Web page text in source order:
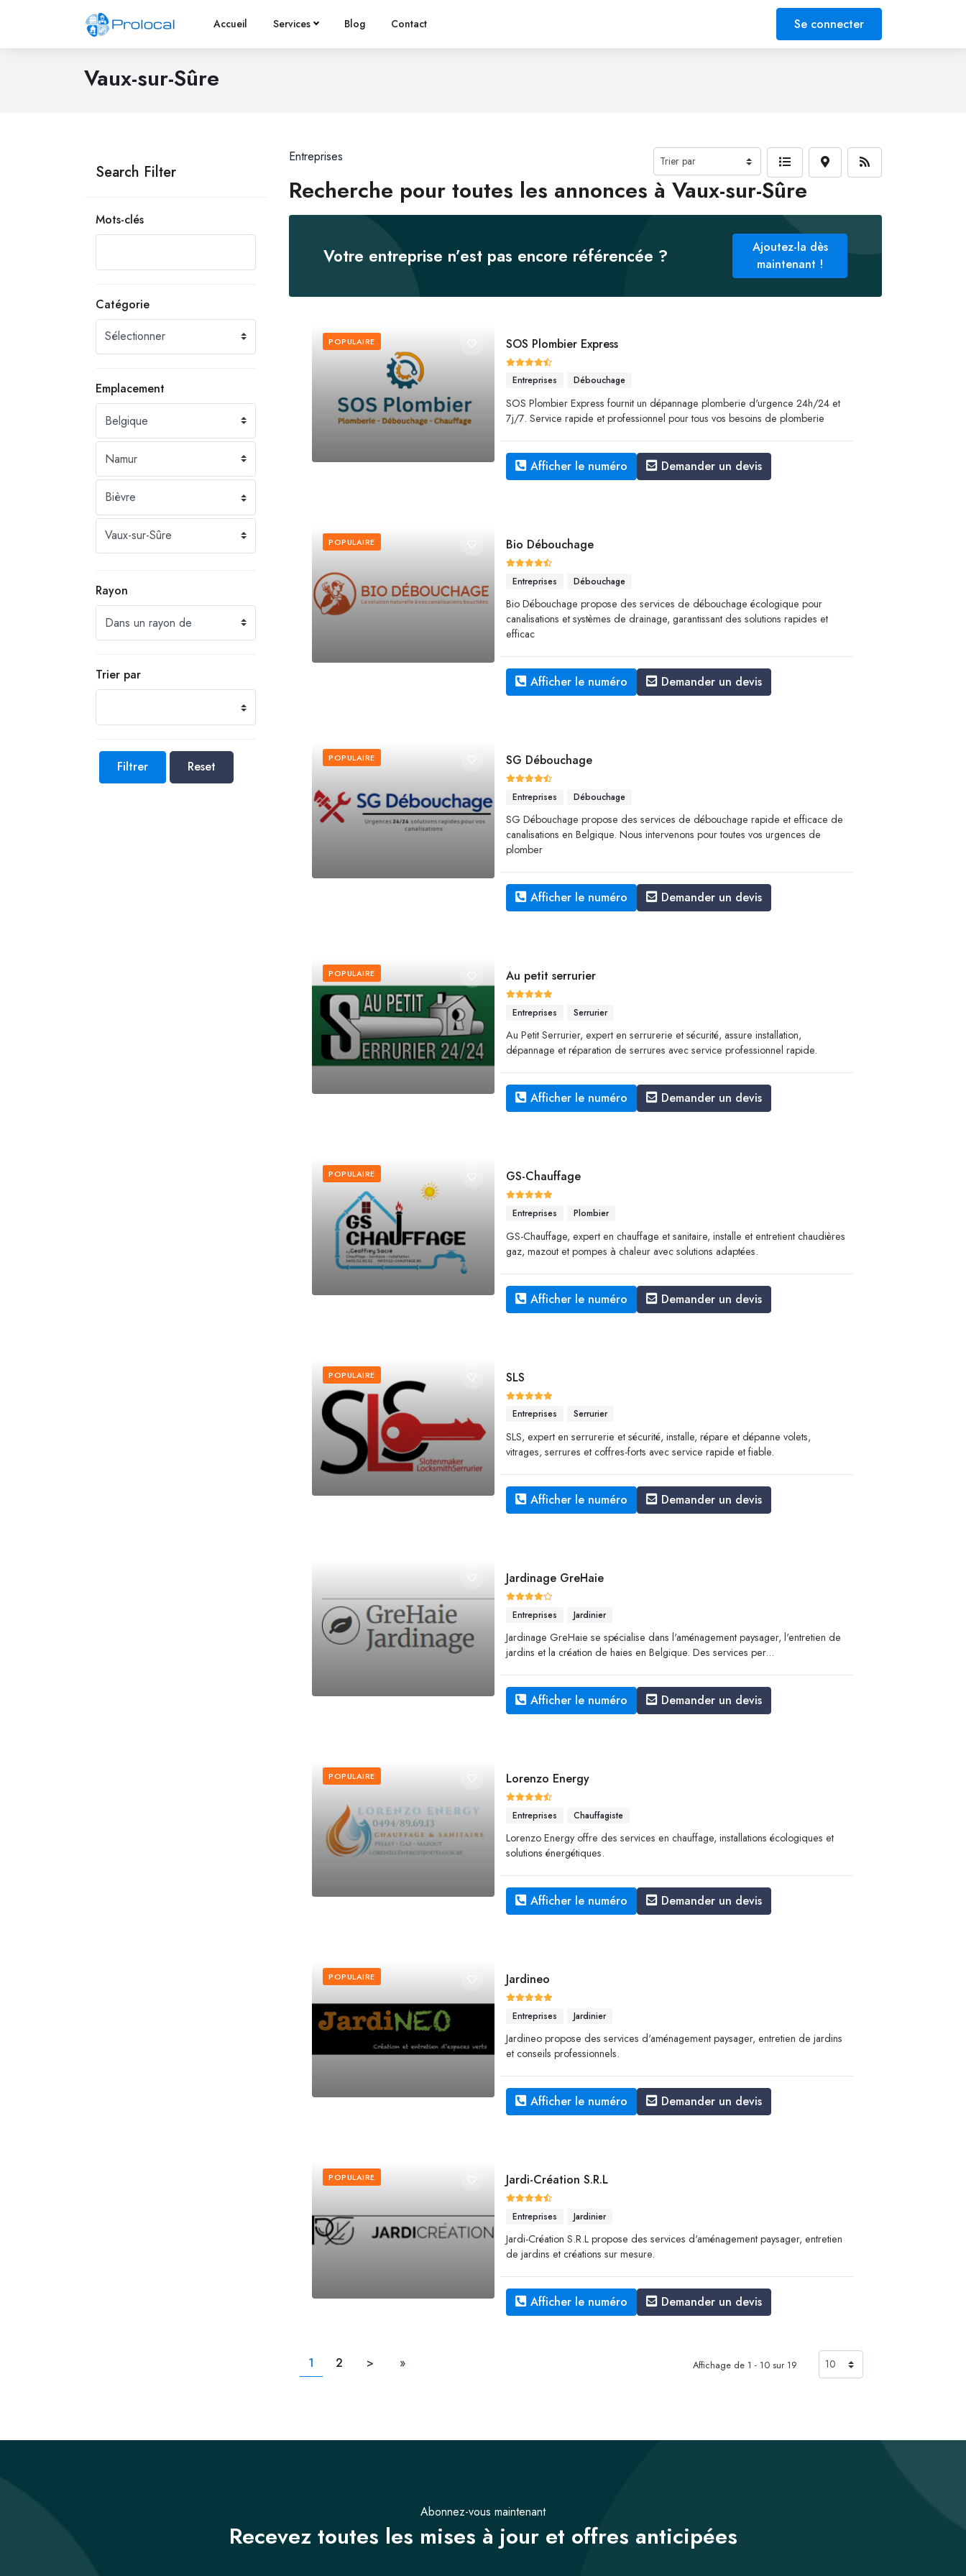
Accueil Services Blog Contact Se connecter
Vaux-sur-Sûre
Search Filter
Mots-clés
Catégorie
Emplacement
Rayon
Trier par
Filtrer Reset
Entreprises
Recherche pour toutes les annonces à Vaux-sur-Sûre
Votre entreprise n’est pas encore référencée ?
Ajoutez-la dès
maintenant !
POPULAIRE SOS Plombier Express
Entreprises Débouchage
SOS Plombier Express fournit un dépannage plomberie d'urgence 24h/24 et
7j/7. Service rapide et professionnel pour tous vos besoins de plomberie
Afficher le numéro Demander un devis
POPULAIRE Bio Débouchage
Entreprises Débouchage
Bio Débouchage propose des services de débouchage écologique pour
canalisations et systèmes de drainage, garantissant des solutions rapides et
efficac
Afficher le numéro Demander un devis
POPULAIRE SG Débouchage
Entreprises Débouchage
SG Débouchage propose des services de débouchage rapide et efficace de
canalisations en Belgique. Nous intervenons pour toutes vos urgences de
plomber
Afficher le numéro Demander un devis
POPULAIRE Au petit serrurier
Entreprises Serrurier
Au Petit Serrurier, expert en serrurerie et sécurité, assure installation,
dépannage et réparation de serrures avec service professionnel rapide.
Afficher le numéro Demander un devis
POPULAIRE GS-Chauffage
Entreprises Plombier
GS-Chauffage, expert en chauffage et sanitaire, installe et entretient chaudières
gaz, mazout et pompes à chaleur avec solutions adaptées.
Afficher le numéro Demander un devis
POPULAIRE SLS
Entreprises Serrurier
SLS, expert en serrurerie et sécurité, installe, répare et dépanne volets,
vitrages, serrures et coffres-forts avec service rapide et fiable.
Afficher le numéro Demander un devis
Jardinage GreHaie
Entreprises Jardinier
Jardinage GreHaie se spécialise dans l'aménagement paysager, l'entretien de
jardins et la création de haies en Belgique. Des services per...
Afficher le numéro Demander un devis
POPULAIRE Lorenzo Energy
Entreprises Chauffagiste
Lorenzo Energy offre des services en chauffage, installations écologiques et
solutions énergétiques.
Afficher le numéro Demander un devis
POPULAIRE Jardineo
Entreprises Jardinier
Jardineo propose des services d'aménagement paysager, entretien de jardins
et conseils professionnels.
Afficher le numéro Demander un devis
POPULAIRE Jardi-Création S.R.L
Entreprises Jardinier
Jardi-Création S.R.L propose des services d'aménagement paysager, entretien
de jardins et créations sur mesure.
Afficher le numéro Demander un devis
1 2 > » Affichage de 1 - 10 sur 19
Abonnez-vous maintenant
Recevez toutes les mises à jour et offres anticipées